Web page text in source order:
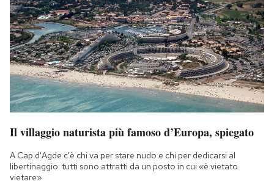
Il villaggio naturista più famoso d’Europa, spiegato
A Cap d'Agde c'è chi va per stare nudo e chi per dedicarsi al
libertinaggio: tutti sono attratti da un posto in cui «è vietato
vietare»